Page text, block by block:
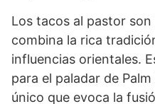
Los tacos al pastor
combina la rica
influencias orientales.
para el paladar de
único que evoca la